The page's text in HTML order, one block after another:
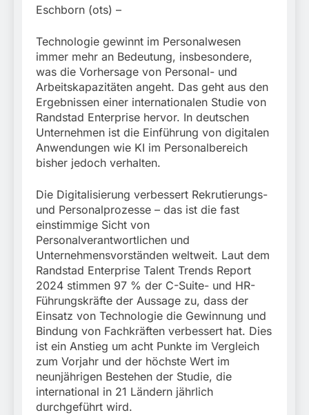
Kontrolle in Waidhaus
führt zur Sicherstellung
unversteuerter Zigaretten
und Einleitung eines
Steuerstrafverfahrens
Eschborn (ots) –
Technologie gewinnt im Personalwesen
immer mehr an Bedeutung, insbesondere,
was die Vorhersage von Personal- und
Arbeitskapazitäten angeht. Das geht aus den
Ergebnissen einer internationalen Studie von
Randstad Enterprise hervor. In deutschen
Unternehmen ist die Einführung von digitalen
Anwendungen wie KI im Personalbereich
bisher jedoch verhalten.
Die Digitalisierung verbessert Rekrutierungs-
und Personalprozesse – das ist die fast
einstimmige Sicht von
Personalverantwortlichen und
Unternehmensvorständen weltweit. Laut dem
Randstad Enterprise Talent Trends Report
2024 stimmen 97 % der C-Suite- und HR-
Führungskräfte der Aussage zu, dass der
Einsatz von Technologie die Gewinnung und
Bindung von Fachkräften verbessert hat. Dies
ist ein Anstieg um acht Punkte im Vergleich
zum Vorjahr und der höchste Wert im
neunjährigen Bestehen der Studie, die
international in 21 Ländern jährlich
durchgeführt wird.